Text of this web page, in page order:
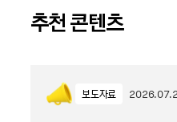
추천 콘텐츠
보도자료